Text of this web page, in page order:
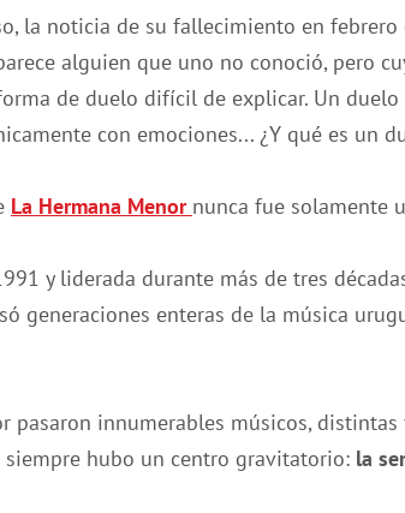
la noticia de su fallecimiento en
alguien que uno no conoció, pero
de duelo difícil de explicar. Un
con emociones... ¿Y qué es un
La Hermana Menor nunca fue solamente
y liderada durante más de tres
generaciones enteras de la música
pasaron innumerables músicos,
siempre hubo un centro gravitatorio: la